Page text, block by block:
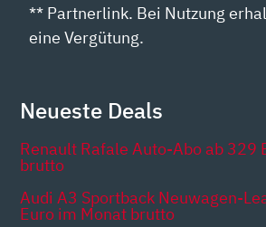
** Partnerlink. Bei Nutzung
eine Vergütung.
Neueste Deals
Renault Rafale Auto-Abo ab 329
brutto
Audi A3 Sportback Neuwagen-
Euro im Monat brutto